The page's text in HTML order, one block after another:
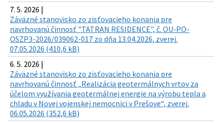
7. 5. 2026 |
Záväzné stanovisko zo zisťovacieho konania pre
navrhovanú činnosť "TATRAN RESIDENCE", č. OU-PO-
OSZP3-2026/039062-017 zo dňa 13.04.2026, zverej.
07.05.2026 (410,6 kB)
6. 5. 2026 |
Záväzné stanovisko zo zisťovacieho konania pre
navrhovanú činnosť „Realizácia geotermálnych vrtov za
účelom využívania geotermálnej energie na výrobu tepla a
chladu v Novej vojenskej nemocnici v Prešove“, zverej.
06.05.2026 (352,6 kB)